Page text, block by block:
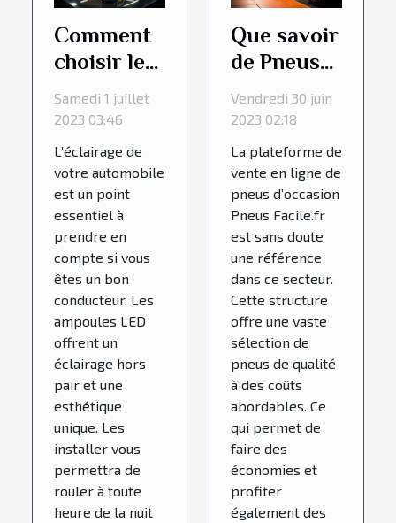
Comment
choisir les
ampoules
LED pour
votre
véhicule ?
Samedi 1 juillet
2023 03:46
L’éclairage de
votre automobile
est un point
essentiel à
prendre en
compte si vous
êtes un bon
conducteur. Les
ampoules LED
offrent un
éclairage hors
pair et une
esthétique
unique. Les
installer vous
permettra de
rouler à toute
heure de la nuit
Que savoir
de Pneus
Facile.fr, la
référence
des pneus
occasion ?
Vendredi 30 juin
2023 02:18
La plateforme de
vente en ligne de
pneus d’occasion
Pneus Facile.fr
est sans doute
une référence
dans ce secteur.
Cette structure
offre une vaste
sélection de
pneus de qualité
à des coûts
abordables. Ce
qui permet de
faire des
économies et
profiter
également des